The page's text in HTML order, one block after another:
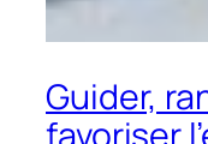
Guider,